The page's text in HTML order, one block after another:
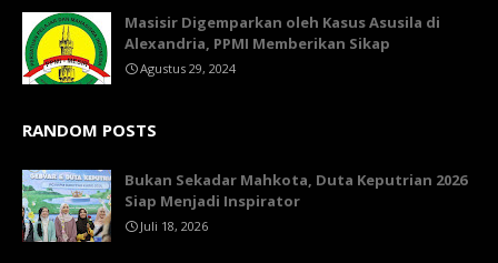
Masisir Digemparkan oleh Kasus Asusila di
Alexandria, PPMI Memberikan Sikap
Agustus 29, 2024
RANDOM POSTS
Bukan Sekadar Mahkota, Duta Keputrian 2026
Siap Menjadi Inspirator
Juli 18, 2026